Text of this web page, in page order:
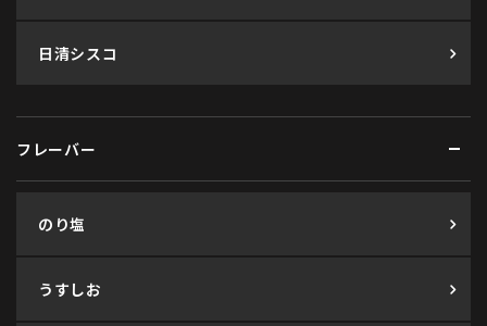
日清シスコ
フレーバー
のり塩
うすしお